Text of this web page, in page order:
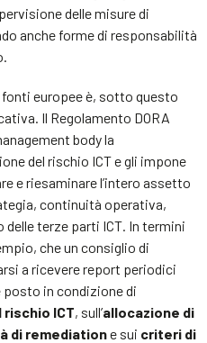
delle misure di
anche forme di responsabilità
europee è, sotto questo
Il Regolamento DORA
body la
del rischio ICT e gli impone
e riesaminare l’intero assetto
continuità operativa,
terze parti ICT. In termini
che un consiglio di
a ricevere report periodici
posto in condizione di
ICT, sull’allocazione di
di remediatione sui criteri di